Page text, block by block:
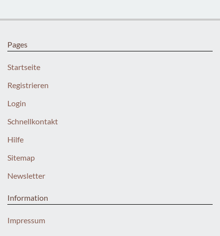
Pages
Startseite
Registrieren
Login
Schnellkontakt
Hilfe
Sitemap
Newsletter
Information
Impressum